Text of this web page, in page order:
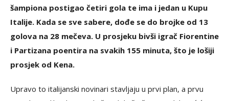
šampiona postigao četiri gola te ima i jedan u Kupu
Italije. Kada se sve sabere, dođe se do brojke od 13
golova na 28 mečeva. U prosjeku bivši igrač Fiorentine
i Partizana poentira na svakih 155 minuta, što je lošiji
prosjek od Kena.
Upravo to italijanski novinari stavljaju u prvi plan, a prvu